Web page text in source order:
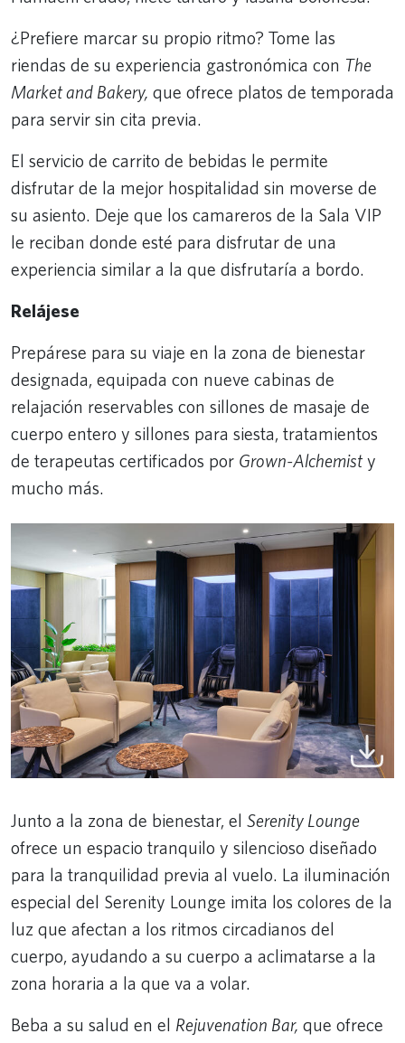
¿Prefiere marcar su propio ritmo? Tome las
riendas de su experiencia gastronómica con The
Market and Bakery, que ofrece platos de temporada
para servir sin cita previa.
El servicio de carrito de bebidas le permite
disfrutar de la mejor hospitalidad sin moverse de
su asiento. Deje que los camareros de la Sala VIP
le reciban donde esté para disfrutar de una
experiencia similar a la que disfrutaría a bordo.
Relájese
Prepárese para su viaje en la zona de bienestar
designada, equipada con nueve cabinas de
relajación reservables con sillones de masaje de
cuerpo entero y sillones para siesta, tratamientos
de terapeutas certificados por Grown-Alchemist y
mucho más.
Junto a la zona de bienestar, el Serenity Lounge
ofrece un espacio tranquilo y silencioso diseñado
para la tranquilidad previa al vuelo. La iluminación
especial del Serenity Lounge imita los colores de la
luz que afectan a los ritmos circadianos del
cuerpo, ayudando a su cuerpo a aclimatarse a la
zona horaria a la que va a volar.
Beba a su salud en el Rejuvenation Bar, que ofrece